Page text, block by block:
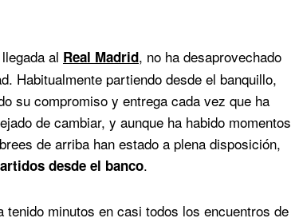
al Real Madrid, no ha desaprovechado
Habitualmente partiendo desde el banquillo,
su compromiso y entrega cada vez que ha
de cambiar, y aunque ha habido momentos
de arriba han estado a plena disposición,
desde el banco.
tenido minutos en casi todos los encuentros de